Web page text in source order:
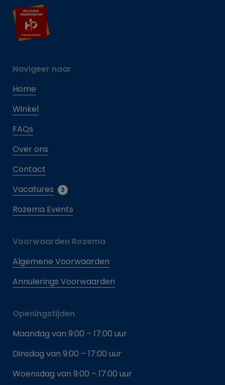
Navigeer naar
Home
Winkel
FAQs
Over ons
Contact
Vacatures
3
Rozema Events
Voorwaarden Rozema
Algemene Voorwaarden
Annulerings Voorwaarden
Openingstijden
Maandag van 9:00 – 17:00 uur
Dinsdag van 9:00 – 17:00 uur
Woensdag van 9:00 – 17:00 uur